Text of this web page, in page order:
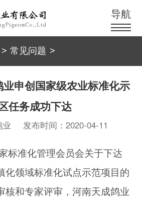
导航
> 常见问题 >
申创国家级农业标准化示
任务成功下达
业 发布时间：2020-04-11
准化管理会员会关于下达
化领域标准化试点示范项目的
核和专家评审，河南天成鸽业